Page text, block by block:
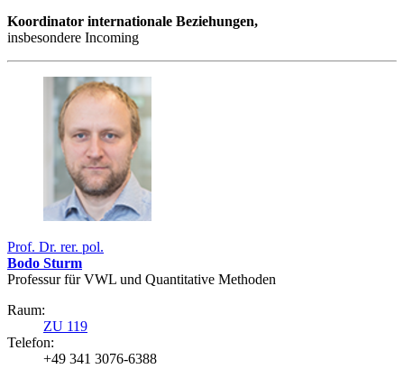
Koordinator internationale Beziehungen,
insbesondere Incoming
Prof. Dr. rer. pol.
Bodo Sturm
Professur für VWL und Quantitative Methoden
Raum:
ZU 119
Telefon:
+49 341 3076-6388